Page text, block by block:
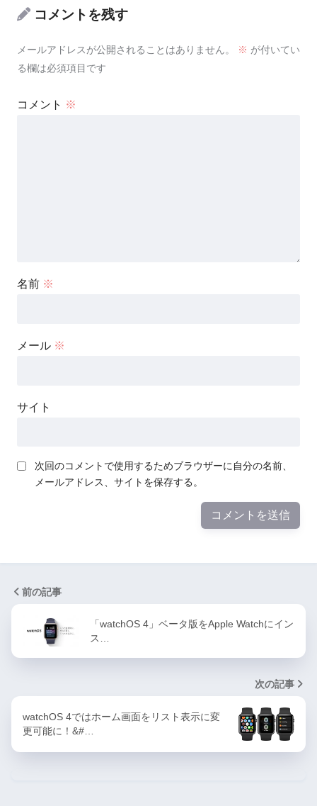
コメントを残す
メールアドレスが公開されることはありません。 ※ が付いてい
る欄は必須項目です
コメント ※
名前 ※
メール ※
サイト
次回のコメントで使用するためブラウザーに自分の名前、
メールアドレス、サイトを保存する。
前の記事
「watchOS 4」ベータ版をApple Watchにイン
ス…
次の記事
watchOS 4ではホーム画面をリスト表示に変
更可能に！&#…